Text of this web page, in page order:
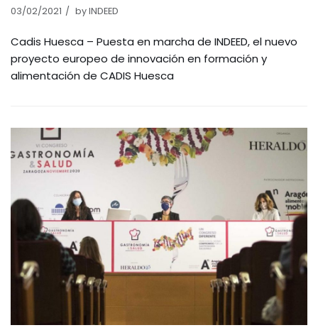
03/02/2021 byINDEED
Cadis Huesca – Puesta en marcha de INDEED, el nuevo
proyecto europeo de innovación en formación y
alimentación de CADIS Huesca